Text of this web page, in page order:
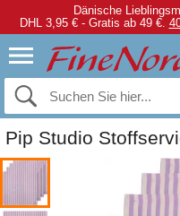
Dänische
DHL 3,95 € - Gratis ab 49 €.
Pip Studio